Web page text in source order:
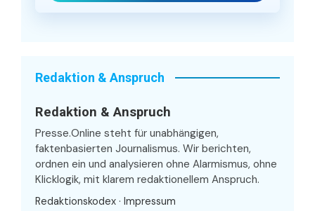
Redaktion & Anspruch
Redaktion & Anspruch
Presse.Online steht für unabhängigen,
faktenbasierten Journalismus. Wir berichten,
ordnen ein und analysieren ohne Alarmismus, ohne
Klicklogik, mit klarem redaktionellem Anspruch.
Redaktionskodex · Impressum